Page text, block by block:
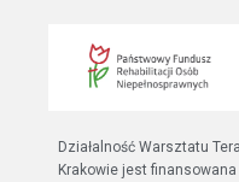
Działalność Warsztatu
Krakowie jest